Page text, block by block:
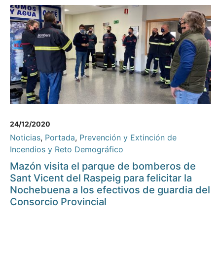
24/12/2020
Noticias, Portada, Prevención y Extinción de
Incendios y Reto Demográfico
Mazón visita el parque de bomberos de
Sant Vicent del Raspeig para felicitar la
Nochebuena a los efectivos de guardia del
Consorcio Provincial